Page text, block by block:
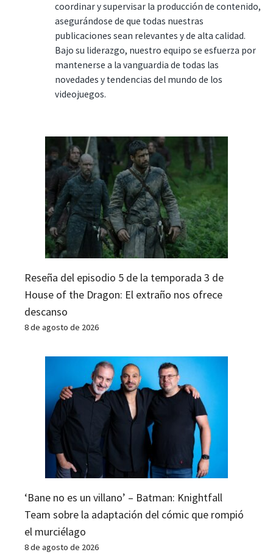
coordinar y supervisar la producción de contenido,
asegurándose de que todas nuestras
publicaciones sean relevantes y de alta calidad.
Bajo su liderazgo, nuestro equipo se esfuerza por
mantenerse a la vanguardia de todas las
novedades y tendencias del mundo de los
videojuegos.
Reseña del episodio 5 de la temporada 3 de
House of the Dragon: El extraño nos ofrece
descanso
8 de agosto de 2026
‘Bane no es un villano’ – Batman: Knightfall
Team sobre la adaptación del cómic que rompió
el murciélago
8 de agosto de 2026